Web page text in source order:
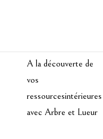
A la découverte de
vos
ressourcesintérieures
avec Arbre et Lueur